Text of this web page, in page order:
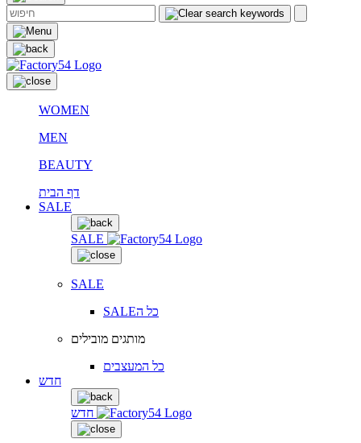
WOMEN
MEN
BEAUTY
דף הבית
SALE
SALE
SALE
SALEכל ה
מותגים מובילים
כל המעצבים
חדש
חדש